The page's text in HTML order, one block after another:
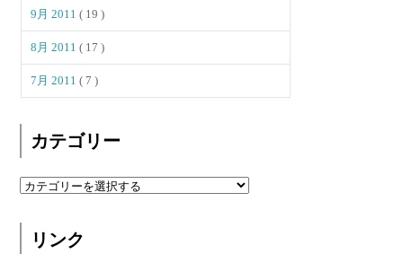
9月 2011( 19 )
8月 2011( 17 )
7月 2011( 7 )
カテゴリー
リンク